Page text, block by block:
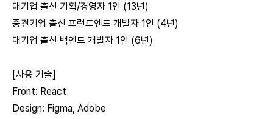
대기업 출신 기획/경영자 1인 (13년)
중견기업 출신 프런트엔드 개발자 1인 (4년)
대기업 출신 백엔드 개발자 1인 (6년)
[사용 기술]
Front: React
Design: Figma, Adobe